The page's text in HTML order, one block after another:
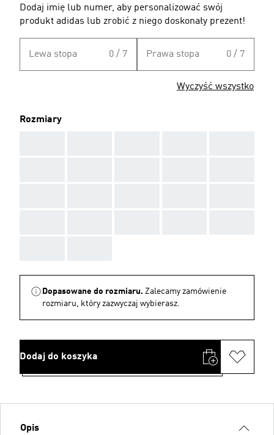
Dodaj imię lub numer, aby personalizować swój
produkt adidas lub zrobić z niego doskonały prezent!
Lewa stopa 0 / 7 Prawa stopa 0 / 7
Wyczyść wszystko
Rozmiary
Dopasowane do rozmiaru. Zalecamy zamówienie
rozmiaru, który zazwyczaj wybierasz.
Dodaj do koszyka
Opis